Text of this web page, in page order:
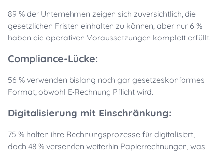
89 % der Unternehmen zeigen sich zuversichtlich, die
gesetzlichen Fristen einhalten zu können, aber nur 6 %
haben die operativen Voraussetzungen komplett erfüllt.
Compliance-Lücke:
56 % verwenden bislang noch gar gesetzeskonformes
Format, obwohl E‑Rechnung Pflicht wird.
Digitalisierung mit Einschränkung:
75 % halten ihre Rechnungsprozesse für digitalisiert,
doch 48 % versenden weiterhin Papierrechnungen, was